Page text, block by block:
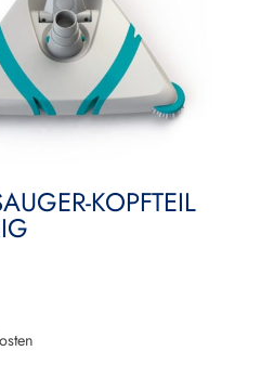
KOPFTEIL